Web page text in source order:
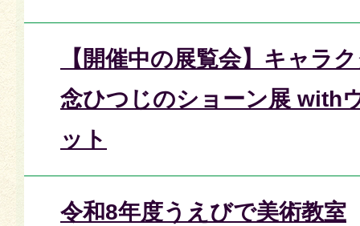
【開催中の展覧会】キャラ
念ひつじのショーン展 with
ット
令和8年度うえびで美術教室